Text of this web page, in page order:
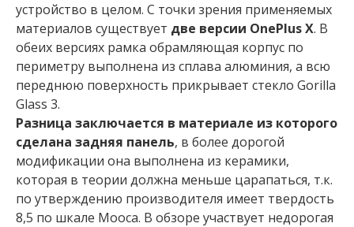
устройство в целом. С точки зрения применяемых
материалов существует две версии OnePlus X. В
обеих версиях рамка обрамляющая корпус по
периметру выполнена из сплава алюминия, а всю
переднюю поверхность прикрывает стекло Gorilla
Glass 3.
Разница заключается в материале из которого
сделана задняя панель, в более дорогой
модификации она выполнена из керамики,
которая в теории должна меньше царапаться, т.к.
по утверждению производителя имеет твердость
8,5 по шкале Мооса. В обзоре участвует недорогая